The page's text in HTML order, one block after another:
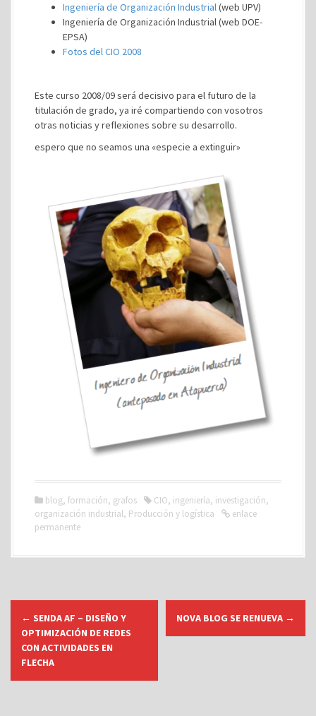
Ingeniería de Organización Industrial(web UPV)
Ingeniería de Organización Industrial (web DOE-
EPSA)
Fotos del CIO 2008
Este curso 2008/09 será decisivo para el futuro de la
titulación de grado, ya iré compartiendo con vosotros
otras noticias y reflexiones sobre su desarrollo.
espero que no seamos una «especie a extinguir»
blog, formación, grafos CIO, ingeniería, investigación,
organización industrial, Producción y logística
enlace
permanente
g
← SENDA AF – DISEÑO Y
OPTIMIZACIÓN DE REDES
CON ACTIVIDADES EN
FLECHA
NOVA BLOG SE RENUEVA →